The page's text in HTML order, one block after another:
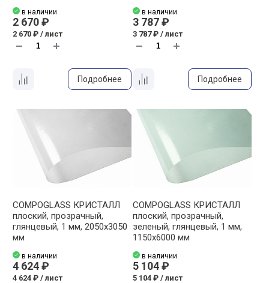
в наличии
2 670 ₽
2 670 ₽ / лист
Подробнее
в наличии
3 787 ₽
3 787 ₽ / лист
Подробнее
COMPOGLASS КРИСТАЛЛ
плоский, прозрачный,
глянцевый, 1 мм, 2050х3050
мм
в наличии
4 624 ₽
4 624 ₽ / лист
COMPOGLASS КРИСТАЛЛ
плоский, прозрачный,
зеленый, глянцевый, 1 мм,
1150х6000 мм
в наличии
5 104 ₽
5 104 ₽ / лист